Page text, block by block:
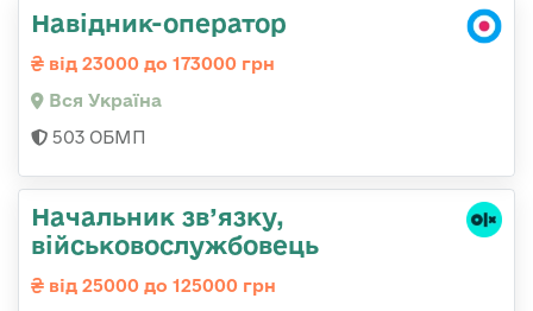
Навідник-оператор
від 23000 до 173000 грн
Вся Україна
503 ОБМП
Начальник зв’язку,
військовослужбовець
від 25000 до 125000 грн